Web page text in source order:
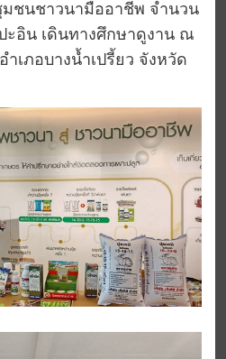
ชนชาวนามืออาชีพ จำนวน
ะอิน เดินทางศึกษาดูงาน ณ
ำเภอบางน้ำเปรี้ยว จังหวัด